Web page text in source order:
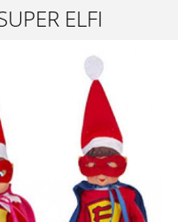
ELFI